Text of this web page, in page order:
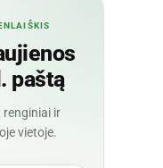
paštą
ir
vietoje.